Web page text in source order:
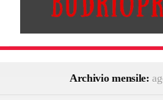
Archivio mensile: